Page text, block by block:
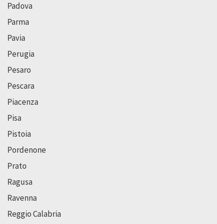
Padova
Parma
Pavia
Perugia
Pesaro
Pescara
Piacenza
Pisa
Pistoia
Pordenone
Prato
Ragusa
Ravenna
Reggio Calabria